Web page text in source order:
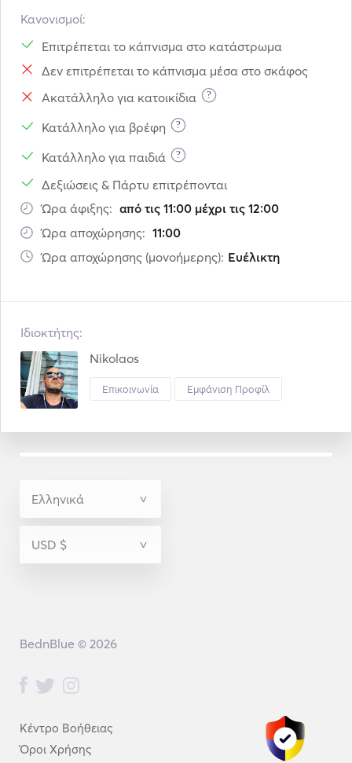
Κανονισμοί:
Επιτρέπεται το κάπνισμα στο κατάστρωμα
Δεν επιτρέπεται το κάπνισμα μέσα στο σκάφος
Ακατάλληλο για κατοικίδια
?
Κατάλληλο για βρέφη ?
Κατάλληλο για παιδιά ?
Δεξιώσεις & Πάρτυ επιτρέπονται
Ώρα άφιξης: από τις 11:00 μέχρι τις 12:00
Ώρα αποχώρησης: 11:00
Ώρα αποχώρησης (μονοήμερης): Ευέλικτη
Ιδιοκτήτης:
Nikolaos
Επικοινωνία Εμφάνιση Προφίλ
Κέντρο Βοήθειας
Όροι Χρήσης
BednBlue © 2026